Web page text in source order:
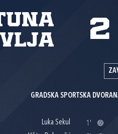
2
GRADSKA SPORTSKA
Luka Sekul
1'